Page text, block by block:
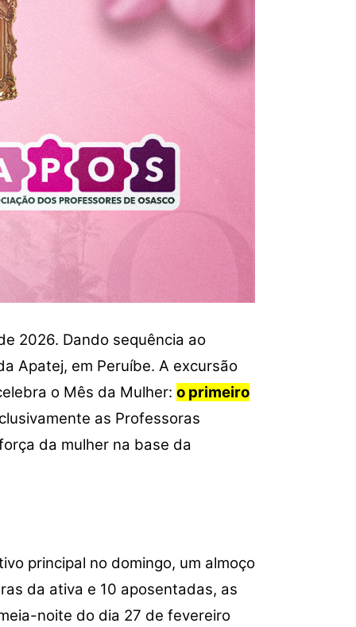
2026. Dando sequência ao
Apatej, em Peruíbe. A excursão
o Mês da Mulher: o primeiro
as Professoras
da mulher na base da
principal no domingo, um almoço
da ativa e 10 aposentadas, as
noite do dia 27 de fevereiro